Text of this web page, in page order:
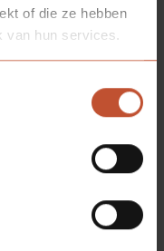
of die ze hebben
van hun services.